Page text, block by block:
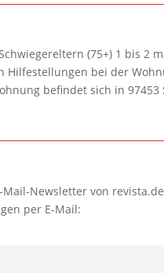
(75+) 1 bis 2
Hilfestellungen bei der
befindet sich in
Mail-Newsletter von
per E-Mail: